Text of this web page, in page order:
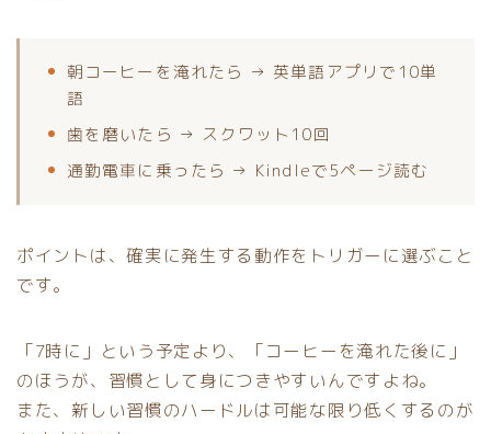
朝コーヒーを淹れたら → 英単語アプリで10単
語
歯を磨いたら → スクワット10回
通勤電車に乗ったら → Kindleで5ページ読む
ポイントは、確実に発生する動作をトリガーに選ぶこと
です。
「7時に」という予定より、「コーヒーを淹れた後に」
のほうが、習慣として身につきやすいんですよね。
また、新しい習慣のハードルは可能な限り低くするのが